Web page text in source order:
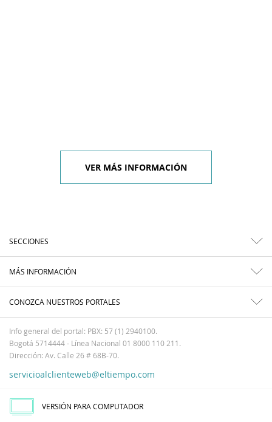
VER MÁS INFORMACIÓN
SECCIONES
MÁS INFORMACIÓN
CONOZCA NUESTROS PORTALES
Info general del portal: PBX: 57 (1) 2940100.
Bogotá 5714444 - Línea Nacional 01 8000 110 211.
Dirección: Av. Calle 26 # 68B-70.
servicioalclienteweb@eltiempo.com
VERSIÓN PARA COMPUTADOR